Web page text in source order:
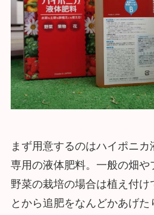
まず用意するのはハイポニ
専用の液体肥料。一般の畑や
野菜の栽培の場合は植え付け
とから追肥をなんどかあげ